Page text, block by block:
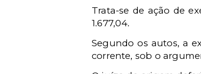
Trata-se de ação de
1.677,04.
Segundo os autos, a
corrente, sob o